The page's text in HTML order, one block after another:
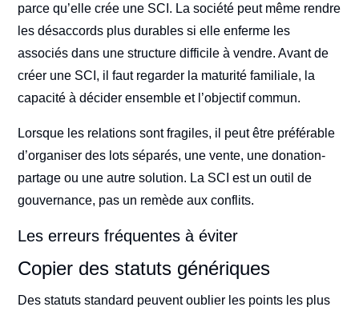
parce qu’elle crée une SCI. La société peut même rendre
les désaccords plus durables si elle enferme les
associés dans une structure difficile à vendre. Avant de
créer une SCI, il faut regarder la maturité familiale, la
capacité à décider ensemble et l’objectif commun.
Lorsque les relations sont fragiles, il peut être préférable
d’organiser des lots séparés, une vente, une donation-
partage ou une autre solution. La SCI est un outil de
gouvernance, pas un remède aux conflits.
Les erreurs fréquentes à éviter
Copier des statuts génériques
Des statuts standard peuvent oublier les points les plus